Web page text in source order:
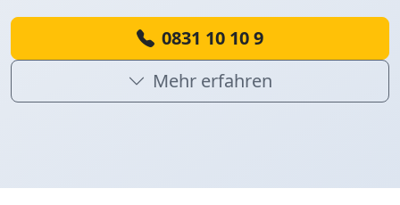
0831 10 10 9
Mehr erfahren